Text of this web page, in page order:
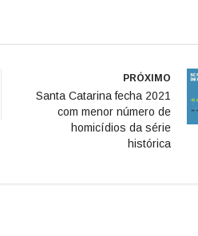
PRÓXIMO
Santa Catarina fecha 2021
com menor número de
homicídios da série
histórica